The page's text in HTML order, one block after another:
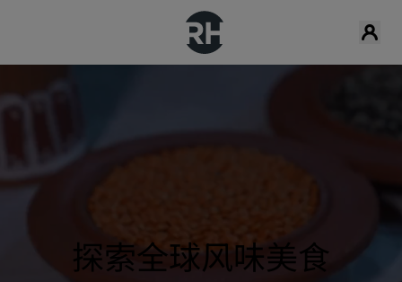
探索全球风味美食